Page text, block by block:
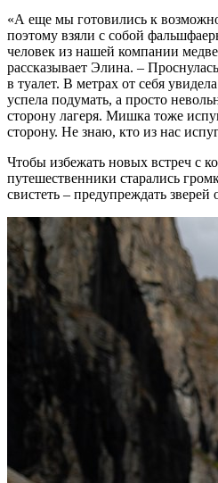
«А еще мы готовились к
поэтому взяли с собой
человек из нашей компании
рассказывает Элина. –
в туалет. В метрах от себя
успела подумать, а просто
сторону лагеря. Мишка тоже
сторону. Не знаю, кто из нас
Чтобы избежать новых встреч с
путешественники старались
свистеть – предупреждать